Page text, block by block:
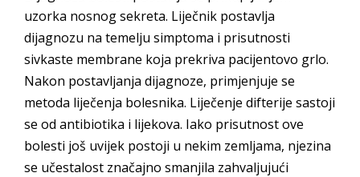
uzorka nosnog sekreta. Liječnik postavlja
dijagnozu na temelju simptoma i prisutnosti
sivkaste membrane koja prekriva pacijentovo grlo.
Nakon postavljanja dijagnoze, primjenjuje se
metoda liječenja bolesnika. Liječenje difterije sastoji
se od antibiotika i lijekova. Iako prisutnost ove
bolesti još uvijek postoji u nekim zemljama, njezina
se učestalost značajno smanjila zahvaljujući